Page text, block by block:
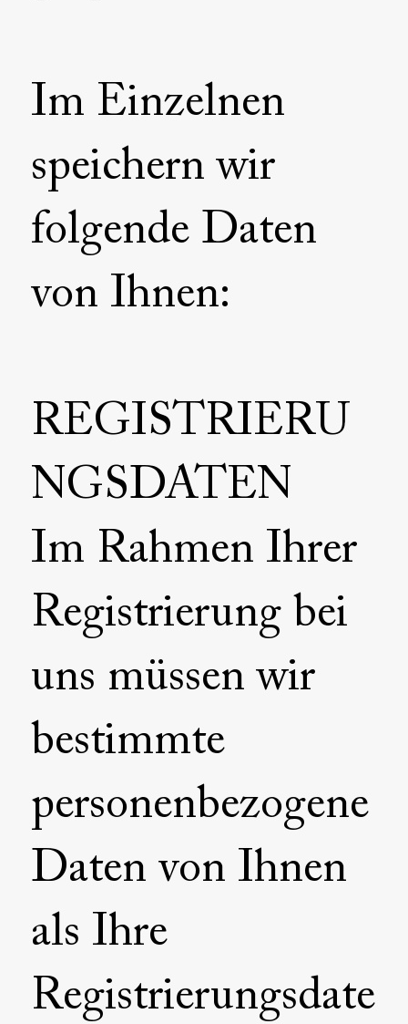
Im Einzelnen
speichern wir
folgende Daten
von Ihnen:
REGISTRIERU
NGSDATEN
Im Rahmen Ihrer
Registrierung bei
uns müssen wir
bestimmte
personenbezogene
Daten von Ihnen
als Ihre
Registrierungsdate